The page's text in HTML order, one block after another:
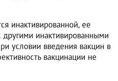
инактивированной, ее
инактивированными
условии введения вакцин в
вакцинации не